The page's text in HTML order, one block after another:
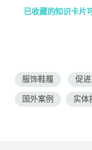
已收藏的知识卡片
服饰鞋履 促
国外案例 实体